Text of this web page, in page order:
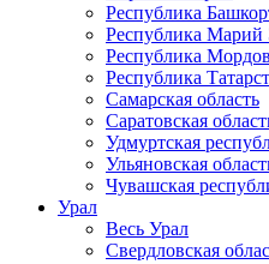
Республика
Республика Марий
Республика
Республика
Самарская область
Саратовская
Удмуртская
Ульяновская
Чувашская
Урал
Весь Урал
Свердловская